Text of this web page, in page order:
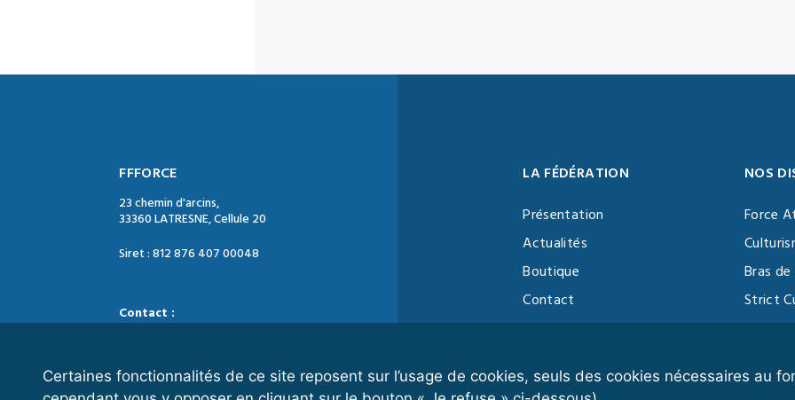
Certaines fonctionnalités de ce site reposent sur l’usage de cookies, seuls des cookies nécessaires au
FFFORCE
23 chemin d'arcins,
33360 LATRESNE, Cellule 20
Siret : 812 876 407 00048
Contact :
LA FÉDÉRATION
Présentation
Actualités
Boutique
Contact
Vidéothèque
NOS
Force
Bras
Strict